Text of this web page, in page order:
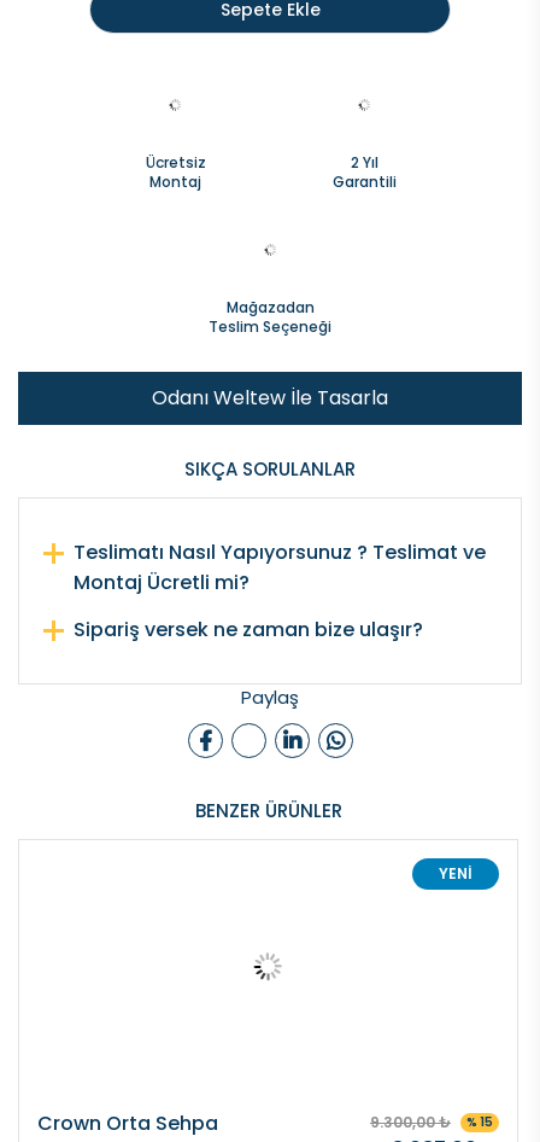
Sepete Ekle
Ücretsiz
Montaj
2 Yıl
Garantili
Mağazadan
Teslim Seçeneği
Odanı Weltew İle Tasarla
SIKÇA SORULANLAR
Teslimatı Nasıl Yapıyorsunuz ? Teslimat ve
Montaj Ücretli mi?
Sipariş versek ne zaman bize ulaşır?
Paylaş
BENZER ÜRÜNLER
YENİ
Crown Orta Sehpa 9.300,00 ₺ % 15